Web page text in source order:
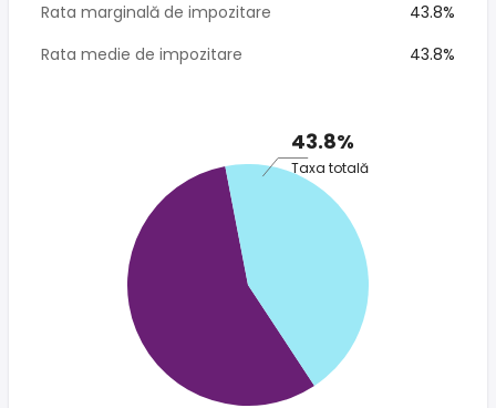
Rata marginală de impozitare
43.8%
Rata medie de impozitare
43.8%
43.8%
Taxa totală